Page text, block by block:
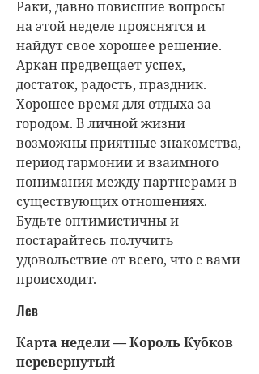
Раки, давно повисшие вопросы
на этой неделе прояснятся и
найдут свое хорошее решение.
Аркан предвещает успех,
достаток, радость, праздник.
Хорошее время для отдыха за
городом. В личной жизни
возможны приятные знакомства,
период гармонии и взаимного
понимания между партнерами в
существующих отношениях.
Будьте оптимистичны и
постарайтесь получить
удовольствие от всего, что с вами
происходит.
Лев
Карта недели — Король Кубков
перевернутый